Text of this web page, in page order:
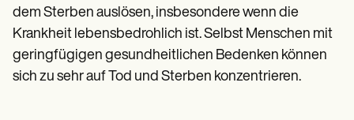
dem Sterben auslösen, insbesondere wenn die
Krankheit lebensbedrohlich ist. Selbst Menschen mit
geringfügigen gesundheitlichen Bedenken können
sich zu sehr auf Tod und Sterben konzentrieren.